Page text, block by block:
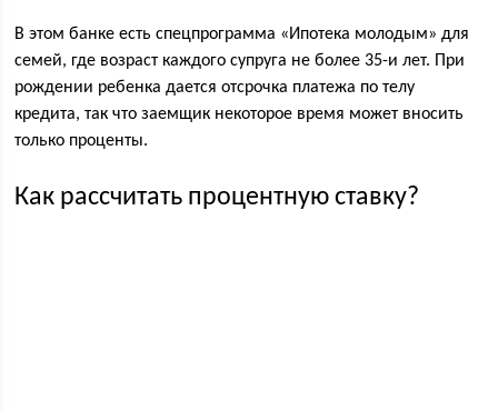
В этом банке есть спецпрограмма «Ипотека молодым» для
семей, где возраст каждого супруга не более 35-и лет. При
рождении ребенка дается отсрочка платежа по телу
кредита, так что заемщик некоторое время может вносить
только проценты.
Как рассчитать процентную ставку?